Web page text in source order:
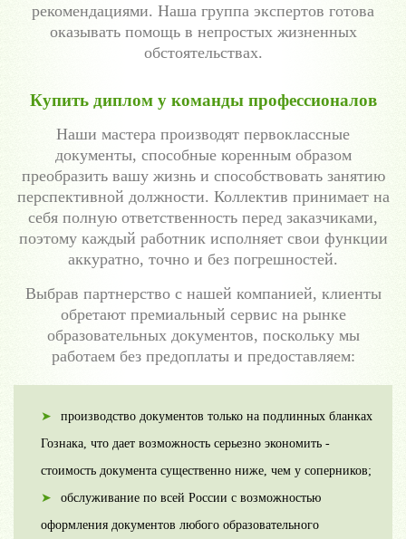
рекомендациями. Наша группа экспертов готова
оказывать помощь в непростых жизненных
обстоятельствах.
Купить диплом у команды профессионалов
Наши мастера производят первоклассные
документы, способные коренным образом
преобразить вашу жизнь и способствовать занятию
перспективной должности. Коллектив принимает на
себя полную ответственность перед заказчиками,
поэтому каждый работник исполняет свои функции
аккуратно, точно и без погрешностей.
Выбрав партнерство с нашей компанией, клиенты
обретают премиальный сервис на рынке
образовательных документов, поскольку мы
работаем без предоплаты и предоставляем:
производство документов только на подлинных бланках
Гознака, что дает возможность серьезно экономить -
стоимость документа существенно ниже, чем у соперников;
обслуживание по всей России с возможностью
оформления документов любого образовательного